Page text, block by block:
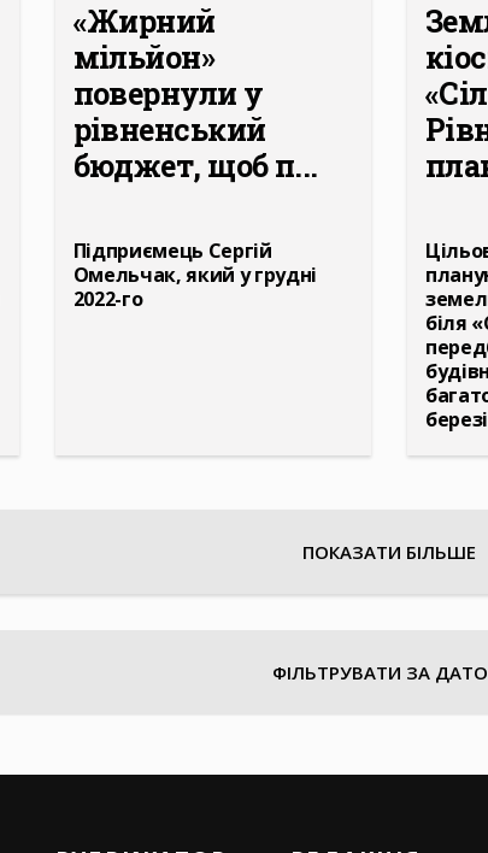
«Жирний
мільйон»
повернули у
рівненський
бюджет, щоб п...
Підприємець Сергій
Омельчак, який у грудні
2022-го
біля
ПОКАЗАТИ БІЛЬШЕ
ФІЛЬТРУВАТИ ЗА